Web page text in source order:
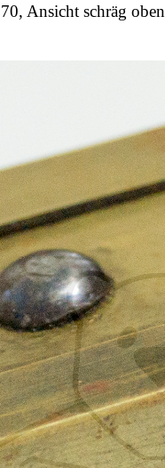
Ansicht schräg oben